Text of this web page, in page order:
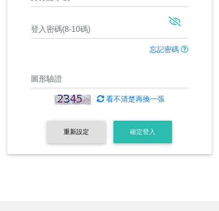
忘記密碼
看不清楚再換一張
重新設定 確定登入